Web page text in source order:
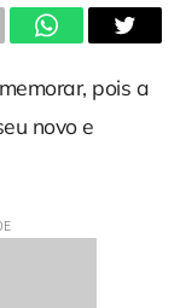
pois a
novo e